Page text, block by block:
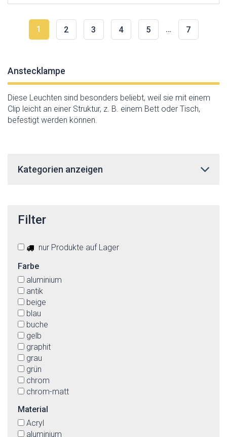
1 2 3 4 5 … 7
Anstecklampe
Diese Leuchten sind besonders beliebt, weil sie mit einem
Clip leicht an einer Struktur, z. B. einem Bett oder Tisch,
befestigt werden können.
Kategorien anzeigen
Filter
nur Produkte auf Lager
Farbe
aluminium
antik
beige
blau
buche
gelb
graphit
grau
grün
chrom
chrom-matt
messing-matt
multicolor
Material
Acryl
aluminium